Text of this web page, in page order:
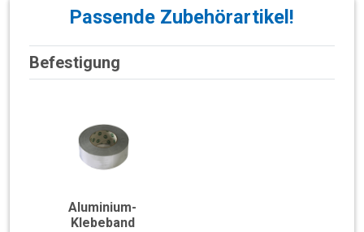
Passende Zubehörartikel!
Befestigung
Aluminium-
Klebeband